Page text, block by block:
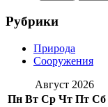
Рубрики
Природа
Сооружения
Август 2026
Пн Вт Ср Чт Пт Сб